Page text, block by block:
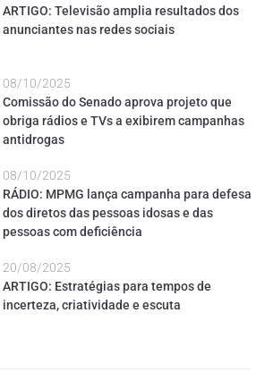
ARTIGO: Televisão amplia resultados dos
anunciantes nas redes sociais
08/10/2025
Comissão do Senado aprova projeto que
obriga rádios e TVs a exibirem campanhas
antidrogas
08/10/2025
RÁDIO: MPMG lança campanha para defesa
dos diretos das pessoas idosas e das
pessoas com deficiência
20/08/2025
ARTIGO: Estratégias para tempos de
incerteza, criatividade e escuta